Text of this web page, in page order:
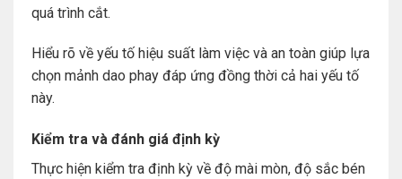
quá trình cắt.
Hiểu rõ về yếu tố hiệu suất làm việc và an toàn giúp lựa
chọn mảnh dao phay đáp ứng đồng thời cả hai yếu tố
này.
Kiểm tra và đánh giá định kỳ
Thực hiện kiểm tra định kỳ về độ mài mòn, độ sắc bén